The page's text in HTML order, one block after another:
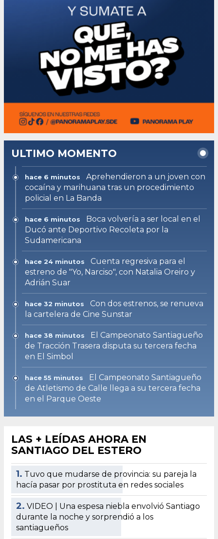
ULTIMO MOMENTO
hace 6 minutos
Aprehendieron a un joven con
cocaína y marihuana tras un procedimiento
policial en La Banda
hace 6 minutos
Boca volvería a ser local en el
Ducó ante Deportivo Recoleta por la
Sudamericana
hace 24 minutos
Cuenta regresiva para el
estreno de "Yo, Narciso", con Natalia Oreiro y
Adrián Suar
hace 32 minutos
Con dos estrenos, se renueva
la cartelera de Cine Sunstar
hace 38 minutos
El Campeonato Santiagueño
de Tracción Trasera disputa su tercera fecha
en El Simbol
hace 55 minutos
El Campeonato Santiagueño
de Atletismo de Calle llega a su tercera fecha
en el Parque Oeste
LAS + LEÍDAS AHORA EN
SANTIAGO DEL ESTERO
1. Tuvo que mudarse de provincia: su pareja la
hacía pasar por prostituta en redes sociales
2. VIDEO | Una espesa niebla envolvió Santiago
durante la noche y sorprendió a los
santiagueños